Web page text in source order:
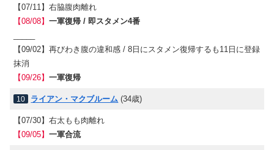
【07/11】右脇腹肉離れ
【08/08】一軍復帰 / 即スタメン4番
【09/02】再びわき腹の違和感 / 8日にスタメン復帰するも11日に登録
抹消
【09/26】一軍復帰
10 ライアン・マクブルーム (34歳)
【07/30】右太もも肉離れ
【09/05】一軍合流